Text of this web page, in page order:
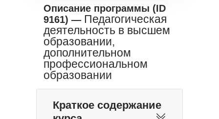
Описание программы (ID
9161) — Педагогическая
деятельность в высшем
образовании,
дополнительном
профессиональном
образовании
Краткое содержание